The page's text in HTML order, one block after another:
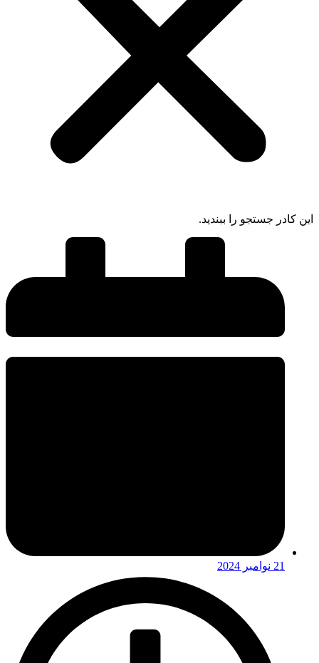
کادر جستجو را ببندید.